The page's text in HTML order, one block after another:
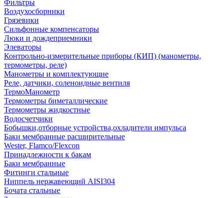
Фильтры
Воздухосборники
Грязевики
Сильфонные компенсаторы
Люки и дождеприемники
Элеваторы
Контрольно-измерительные приборы (КИП) (манометры,
термометры, реле)
Манометры и комплектующие
Реле, датчики, соленоидные вентиля
ТермоМанометр
Термометры биметаллические
Термометры жидкостные
Водосчетчики
Бобышки,отборные устройства,охладители импульса
Баки мембранные расширительные
Wester, Flamco/Flexcon
Принадлежности к бакам
Баки мембранные
Фитинги стальные
Ниппель нержавеющий AISI304
Бочата стальные